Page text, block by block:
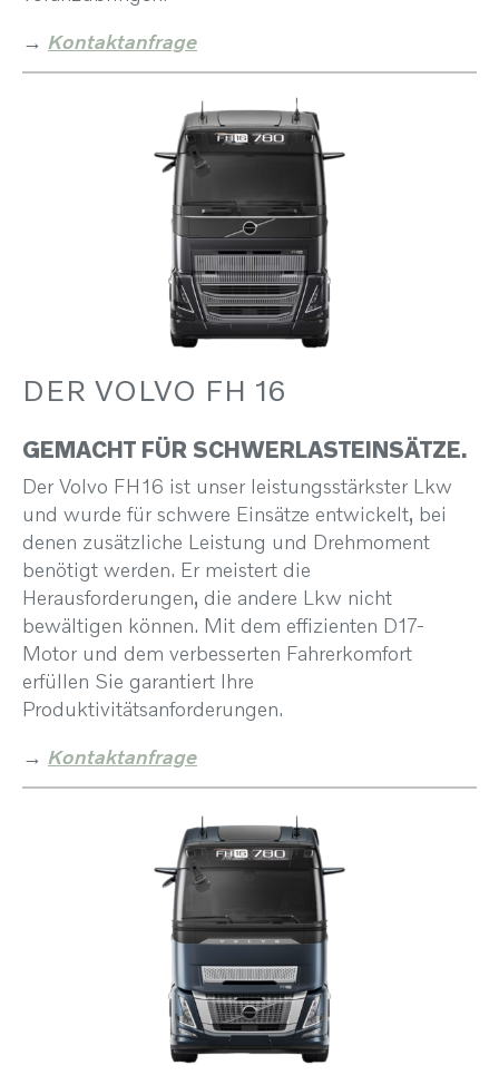
→ Kontaktanfrage
DER VOLVO FH 16
GEMACHT FÜR SCHWERLASTEINSÄTZE.
Der Volvo FH16 ist unser leistungsstärkster Lkw
und wurde für schwere Einsätze entwickelt, bei
denen zusätzliche Leistung und Drehmoment
benötigt werden. Er meistert die
Herausforderungen, die andere Lkw nicht
bewältigen können. Mit dem effizienten D17-
Motor und dem verbesserten Fahrerkomfort
erfüllen Sie garantiert Ihre
Produktivitätsanforderungen.
→ Kontaktanfrage